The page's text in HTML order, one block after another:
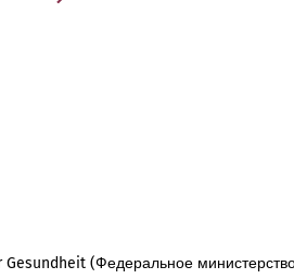
(Федеральное